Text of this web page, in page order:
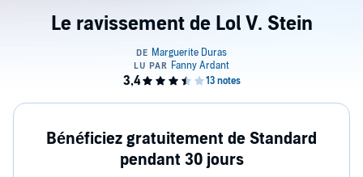
Le ravissement de Lol V. Stein
Bénéficiez gratuitement de Standard
pendant 30 jours